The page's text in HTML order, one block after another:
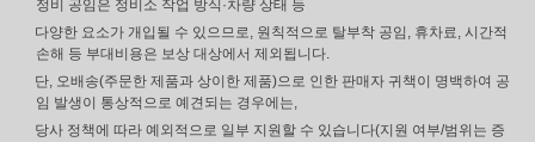
정비 공임은 정비소 작업 방식·차량 상태 등
다양한 요소가 개입될 수 있으므로, 원칙적으로 탈부착 공임, 휴차료, 시간적
손해 등 부대비용은 보상 대상에서 제외됩니다.
단, 오배송(주문한 제품과 상이한 제품)으로 인한 판매자 귀책이 명백하여 공
임 발생이 통상적으로 예견되는 경우에는,
당사 정책에 따라 예외적으로 일부 지원할 수 있습니다(지원 여부/범위는 증